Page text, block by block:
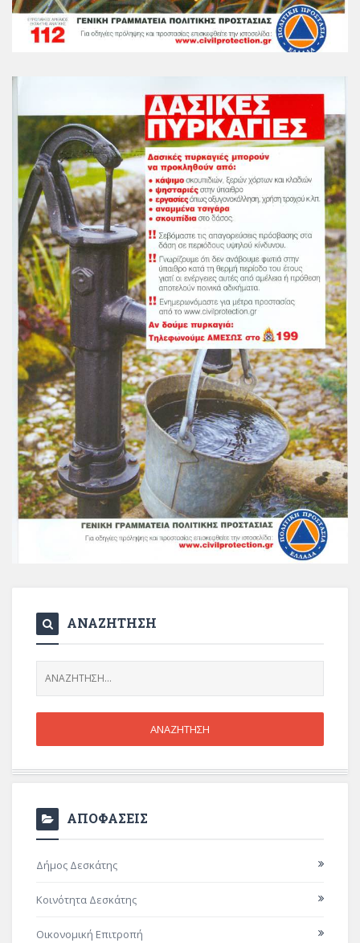
ΑΝΑΖΗΤΗΣΗ
ΑΠΟΦΑΣΕΙΣ
Δήμος Δεσκάτης
Κοινότητα Δεσκάτης
Οικονομική Επιτροπή